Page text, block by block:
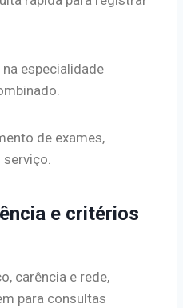
especialidade
de exames,
serviço.
e critérios
carência e rede,
para consultas